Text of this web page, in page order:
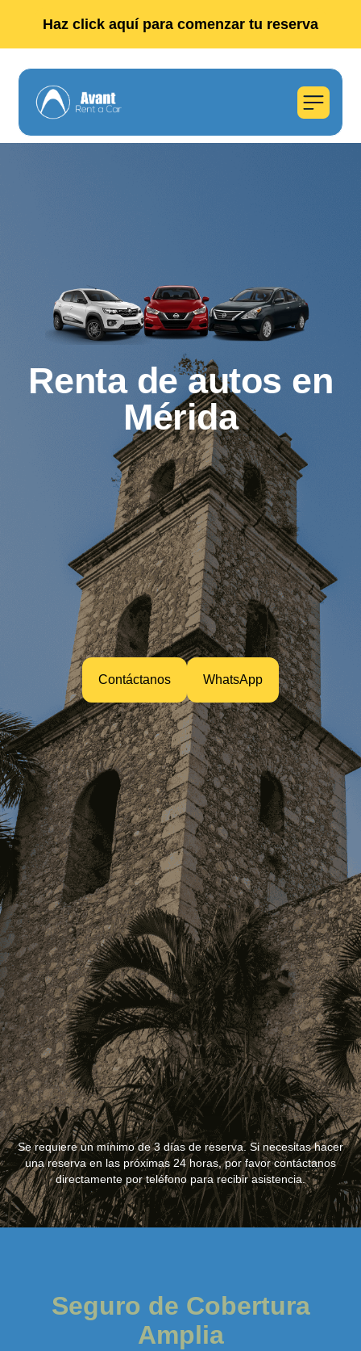
Haz click aquí para comenzar tu reserva
Renta de autos en
Mérida
Contáctanos WhatsApp
Se requiere un mínimo de 3 días de reserva. Si necesitas hacer
una reserva en las próximas 24 horas, por favor contáctanos
directamente por teléfono para recibir asistencia.
Seguro de Cobertura
Amplia